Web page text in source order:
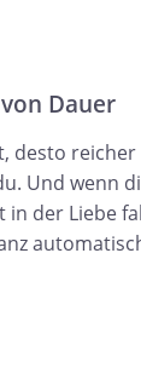
Dauer
desto
Und wenn
in der Liebe